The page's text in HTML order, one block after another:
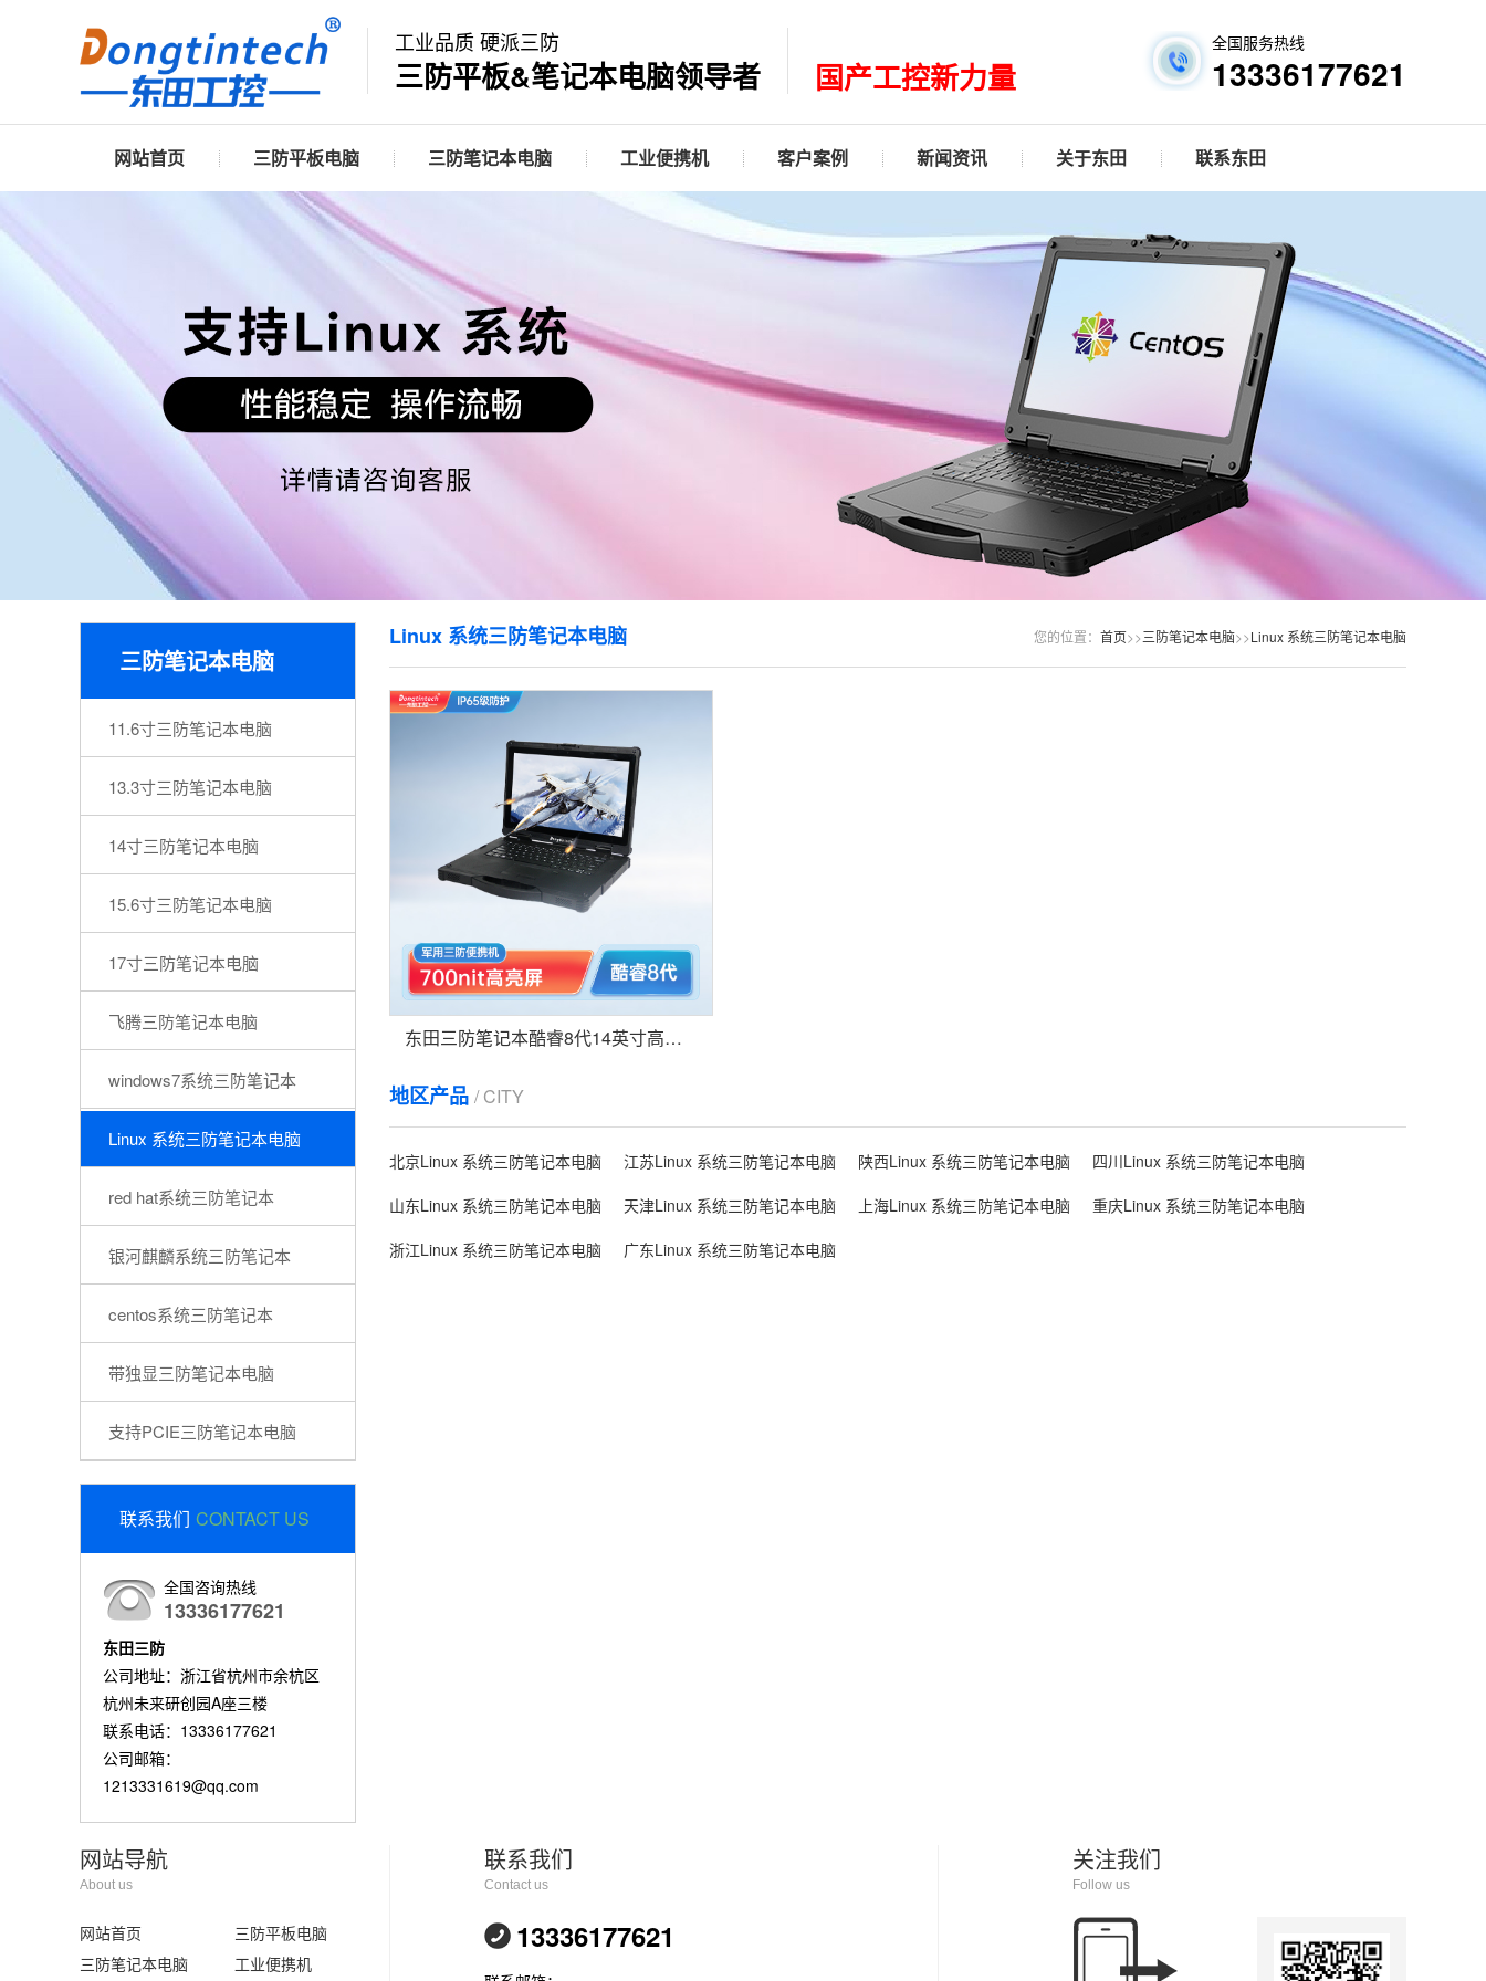
工业品质 硬派三防
三防平板&笔记本电脑领导者 国产工控新力量
全国服务热线
13336177621
网站首页 三防平板电脑 三防笔记本电脑 工业便携机 客户案例 新闻资讯 关于东田 联系东田
三防笔记本电脑
11.6寸三防笔记本电脑
13.3寸三防笔记本电脑
14寸三防笔记本电脑
15.6寸三防笔记本电脑
17寸三防笔记本电脑
飞腾三防笔记本电脑
windows7系统三防笔记本
Linux 系统三防笔记本电脑
red hat系统三防笔记本
银河麒麟系统三防笔记本
centos系统三防笔记本
带独显三防笔记本电脑
支持PCIE三防笔记本电脑
联系我们 CONTACT US
全国咨询热线
13336177621
东田三防
公司地址：浙江省杭州市余杭区
杭州未来研创园A座三楼
联系电话：13336177621
公司邮箱：
1213331619@qq.com
您的位置： 首页>>三防笔记本电脑>>Linux 系统三防笔记本电脑
Linux 系统三防笔记本电脑
东田三防笔记本酷睿8代14英寸高清Linux 系统主机 DT-14S
地区产品 / CITY
北京Linux 系统三防笔记本电脑 江苏Linux 系统三防笔记本电脑 陕西Linux 系统三防笔记本电脑
四川Linux 系统三防笔记本电脑
山东Linux 系统三防笔记本电脑
天津Linux 系统三防笔记本电脑 上海Linux 系统三防笔记本电脑
重庆Linux 系统三防笔记本电脑
浙江Linux 系统三防笔记本电脑
广东Linux 系统三防笔记本电脑
网站导航
About us
网站首页
三防平板电脑
三防笔记本电脑
工业便携机
联系我们
Contact us
13336177621
关注我们
Follow us